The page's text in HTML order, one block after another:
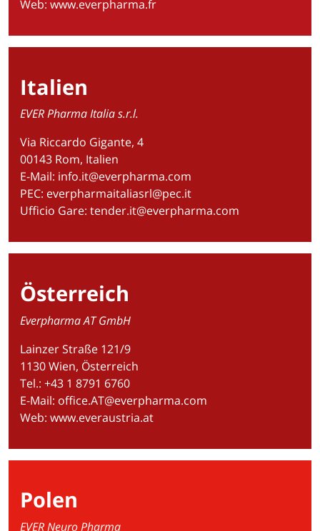
Web: www.everpharma.fr
Italien
EVER Pharma Italia s.r.l.
Via Riccardo Gigante, 4
00143 Rom, Italien
E-Mail: info.it@everpharma.com
PEC: everpharmaitaliasrl@pec.it
Ufficio Gare: tender.it@everpharma.com
Österreich
Everpharma AT GmbH
Lainzer Straße 121/9
1130 Wien, Österreich
Tel.: +43 1 8791 6760
E-Mail: office.AT@everpharma.com
Web: www.everaustria.at
Polen
EVER Neuro Pharma